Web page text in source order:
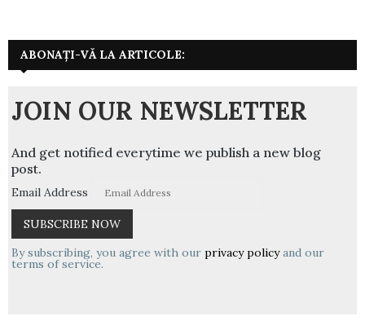
ABONAȚI-VĂ LA ARTICOLE:
JOIN OUR NEWSLETTER
And get notified everytime we publish a new blog
post.
Email Address
By subscribing, you agree with our privacy policyand our
terms of service.